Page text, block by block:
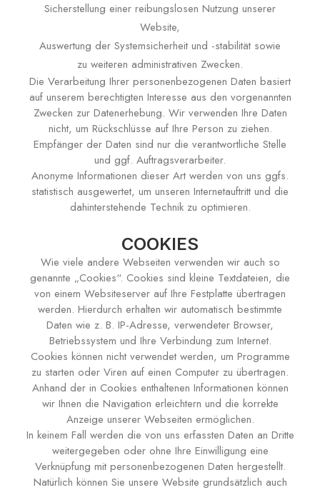
Sicherstellung einer reibungslosen Nutzung unserer
Website,
Auswertung der Systemsicherheit und -stabilität sowie
zu weiteren administrativen Zwecken.
Die Verarbeitung Ihrer personenbezogenen Daten basiert
auf unserem berechtigten Interesse aus den vorgenannten
Zwecken zur Datenerhebung. Wir verwenden Ihre Daten
nicht, um Rückschlüsse auf Ihre Person zu ziehen.
Empfänger der Daten sind nur die verantwortliche Stelle
und ggf. Auftragsverarbeiter.
Anonyme Informationen dieser Art werden von uns ggfs.
statistisch ausgewertet, um unseren Internetauftritt und die
dahinterstehende Technik zu optimieren.
COOKIES
Wie viele andere Webseiten verwenden wir auch so
genannte „Cookies“. Cookies sind kleine Textdateien, die
von einem Websiteserver auf Ihre Festplatte übertragen
werden. Hierdurch erhalten wir automatisch bestimmte
Daten wie z. B. IP-Adresse, verwendeter Browser,
Betriebssystem und Ihre Verbindung zum Internet.
Cookies können nicht verwendet werden, um Programme
zu starten oder Viren auf einen Computer zu übertragen.
Anhand der in Cookies enthaltenen Informationen können
wir Ihnen die Navigation erleichtern und die korrekte
Anzeige unserer Webseiten ermöglichen.
In keinem Fall werden die von uns erfassten Daten an Dritte
weitergegeben oder ohne Ihre Einwilligung eine
Verknüpfung mit personenbezogenen Daten hergestellt.
Natürlich können Sie unsere Website grundsätzlich auch